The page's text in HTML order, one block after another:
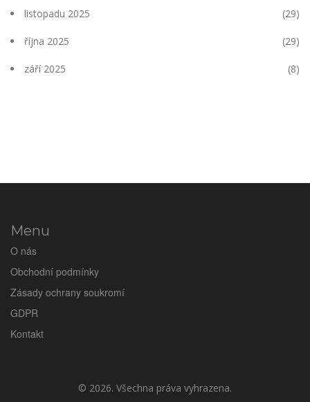
listopadu 2025 (29)
října 2025 (29)
září 2025 (8)
Menu
O nás
Obchodní podmínky
Zásady ochrany soukromí
GDPR
Kontakt
© 2026. Všechna práva vyhrazena.